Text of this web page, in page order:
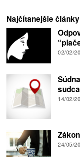
Najčítanejšie články
02/02/
14/02/
24/05/